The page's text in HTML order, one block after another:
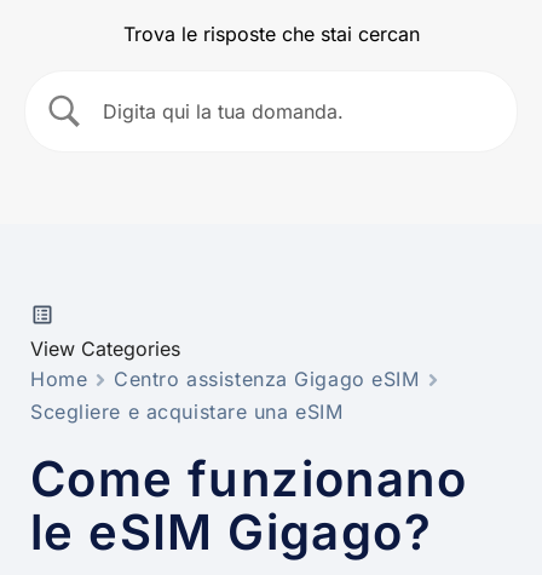
Trova le risposte che stai cercan
View Categories
Home
Centro assistenza Gigago eSIM
Scegliere e acquistare una eSIM
Come funzionano
le eSIM Gigago?